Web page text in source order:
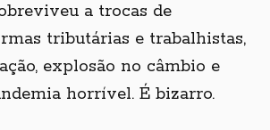
a trocas de
tributárias e trabalhistas,
explosão no câmbio e
horrível. É bizarro.